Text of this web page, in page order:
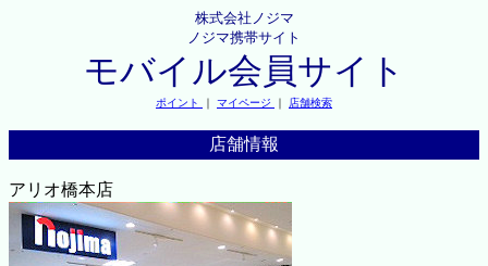
株式会社ノジマ
ノジマ携帯サイト
モバイル会員サイト
ポイント ｜ マイページ ｜ 店舗検索
店舗情報
アリオ橋本店